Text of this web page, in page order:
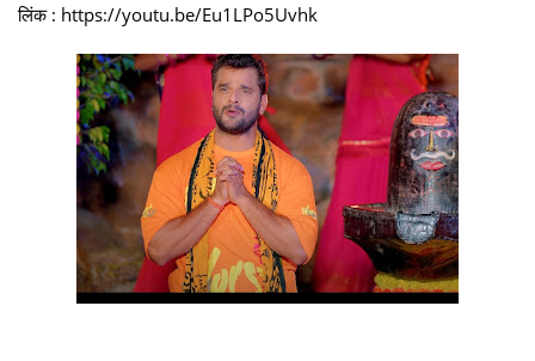
लिंक : https://youtu.be/Eu1LPo5Uvhk